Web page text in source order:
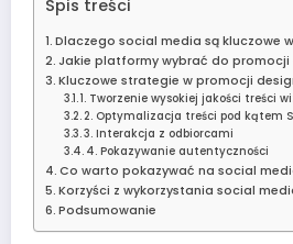
Spis treści
Dlaczego social media są kluczowe
Jakie platformy wybrać do promocji
Kluczowe strategie w promocji
1. Tworzenie wysokiej jakości treści
2. Optymalizacja treści pod kątem
3. Interakcja z odbiorcami
4. Pokazywanie autentyczności
Co warto pokazywać na social
Korzyści z wykorzystania social
Podsumowanie